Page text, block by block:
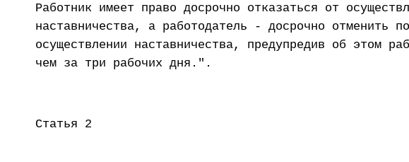
Работник имеет право досрочно отказаться от
наставничества, а работодатель - досрочно отменить
осуществлении наставничества, предупредив об этом
чем за три рабочих дня.".
Статья 2